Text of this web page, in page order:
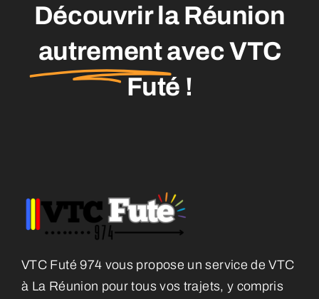
Découvrir la Réunion
autrementavec VTC
Futé !
VTC Futé 974 vous propose un service de VTC
à La Réunion pour tous vos trajets, y compris